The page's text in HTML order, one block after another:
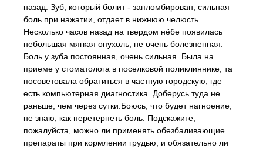
назад. Зуб, который болит - запломбирован, сильная
боль при нажатии, отдает в нижнюю челюсть.
Несколько часов назад на твердом нёбе появилась
небольшая мягкая опухоль, не очень болезненная.
Боль у зуба постоянная, очень сильная. Была на
приеме у стоматолога в поселковой поликлиннике, та
посоветовала обратиться в частную городскую, где
есть компьютерная диагностика. Доберусь туда не
раньше, чем через сутки.Боюсь, что будет нагноение,
не знаю, как перетерпеть боль. Подскажите,
пожалуйста, можно ли применять обезбаливающие
препараты при кормлении грудью, и обязательно ли